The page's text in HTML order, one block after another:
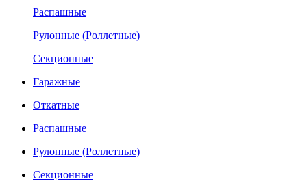
Распашные
Рулонные (Роллетные)
Секционные
Гаражные
Откатные
Распашные
Рулонные (Роллетные)
Секционные